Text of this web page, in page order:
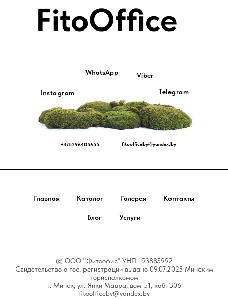
FitoOffice
+375296405655 fitoofficeby@yandex.by
Telegram
WhatsApp
Instagram
Viber
Главная Каталог Галерея Контакты
Блог Услуги
© ООО "Фитоофис" УНП 193885992
Свидетельство о гос. регистрации выдано 09.07.2025 Минским
горисполкомом
г. Минск, ул. Янки Мавра, дом 51, каб. 306
fitoofficeby@yandex.by